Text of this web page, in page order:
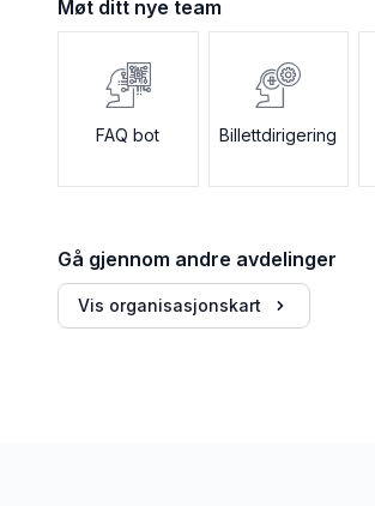
Møt ditt nye team
FAQ bot Billettdirigering
Gå gjennom andre avdelinger
Vis organisasjonskart